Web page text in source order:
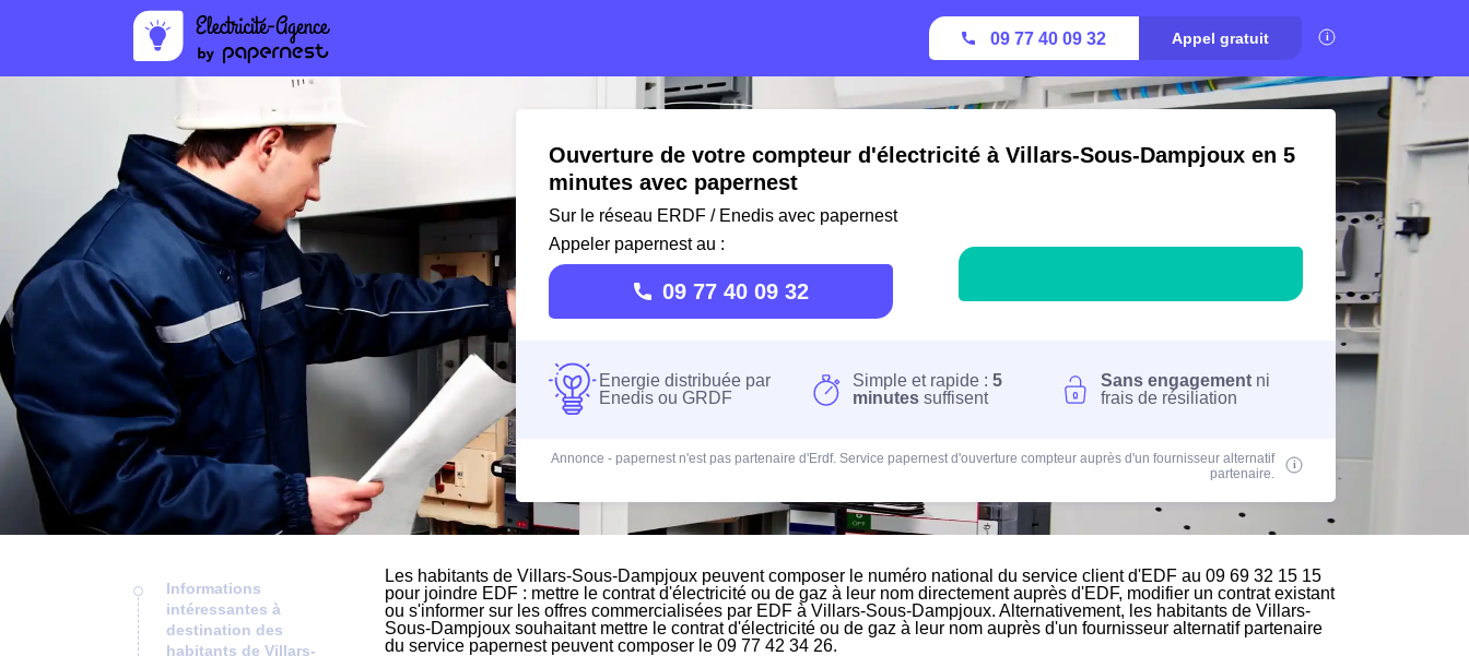
09 77 40 09 32 Appel gratuit
Ouverture de votre compteur d'électricité à Villars-Sous-Dampjoux en 5
minutes avec papernest
Sur le réseau ERDF / Enedis avec papernest
Appeler papernest au :
09 77 40 09 32
Energie distribuée par
Enedis ou GRDF
Simple et rapide :5
minutes suffisent
Sans engagement ni
frais de résiliation
Annonce - papernest n'est pas partenaire d'Erdf. Service papernest d'ouverture compteur auprès d'un fournisseur alternatif
partenaire.
Informations
intéressantes à
destination des
habitants de Villars-
Les habitants de Villars-Sous-Dampjoux peuvent composer le numéro national du service client d'EDF au 09 69 32 15 15
pour joindre EDF : mettre le contrat d'électricité ou de gaz à leur nom directement auprès d'EDF, modifier un contrat existant
ou s'informer sur les offres commercialisées par EDF à Villars-Sous-Dampjoux. Alternativement, les habitants de Villars-
Sous-Dampjoux souhaitant mettre le contrat d'électricité ou de gaz à leur nom auprès d'un fournisseur alternatif partenaire
du service papernest peuvent composer le 09 77 42 34 26.